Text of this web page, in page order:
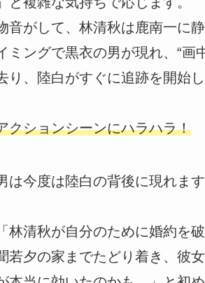
音がして、林清秋は鹿南一に
ミングで黒衣の男が現れ、“画
り、陸白がすぐに追跡を開始
クションシーンにハラハラ！
は今度は陸白の背後に現れま
林清秋が自分のために婚約を
若夕の家までたどり着き、彼